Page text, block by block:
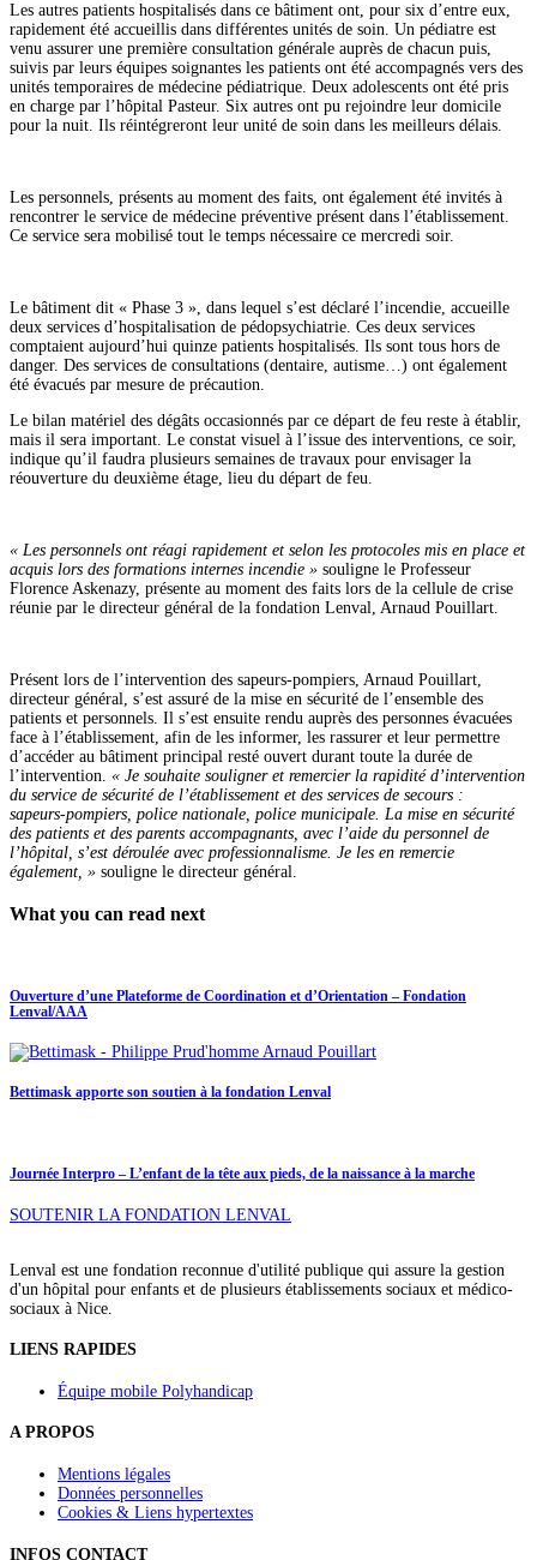
Les autres patients hospitalisés dans ce bâtiment ont, pour six d’entre eux,
rapidement été accueillis dans différentes unités de soin. Un pédiatre est
venu assurer une première consultation générale auprès de chacun puis,
suivis par leurs équipes soignantes les patients ont été accompagnés vers des
unités temporaires de médecine pédiatrique. Deux adolescents ont été pris
en charge par l’hôpital Pasteur. Six autres ont pu rejoindre leur domicile
pour la nuit. Ils réintégreront leur unité de soin dans les meilleurs délais.
Les personnels, présents au moment des faits, ont également été invités à
rencontrer le service de médecine préventive présent dans l’établissement.
Ce service sera mobilisé tout le temps nécessaire ce mercredi soir.
Le bâtiment dit « Phase 3 », dans lequel s’est déclaré l’incendie, accueille
deux services d’hospitalisation de pédopsychiatrie. Ces deux services
comptaient aujourd’hui quinze patients hospitalisés. Ils sont tous hors de
danger. Des services de consultations (dentaire, autisme…) ont également
été évacués par mesure de précaution.
Le bilan matériel des dégâts occasionnés par ce départ de feu reste à établir,
mais il sera important. Le constat visuel à l’issue des interventions, ce soir,
indique qu’il faudra plusieurs semaines de travaux pour envisager la
réouverture du deuxième étage, lieu du départ de feu.
« Les personnels ont réagi rapidement et selon les protocoles mis en place et
acquis lors des formations internes incendie » souligne le Professeur
Florence Askenazy, présente au moment des faits lors de la cellule de crise
réunie par le directeur général de la fondation Lenval, Arnaud Pouillart.
Présent lors de l’intervention des sapeurs-pompiers, Arnaud Pouillart,
directeur général, s’est assuré de la mise en sécurité de l’ensemble des
patients et personnels. Il s’est ensuite rendu auprès des personnes évacuées
face à l’établissement, afin de les informer, les rassurer et leur permettre
d’accéder au bâtiment principal resté ouvert durant toute la durée de
l’intervention. « Je souhaite souligner et remercier la rapidité d’intervention
du service de sécurité de l’établissement et des services de secours :
sapeurs-pompiers, police nationale, police municipale. La mise en sécurité
des patients et des parents accompagnants, avec l’aide du personnel de
l’hôpital, s’est déroulée avec professionnalisme. Je les en remercie
également, » souligne le directeur général.
What you can read next
Ouverture d’une Plateforme de Coordination et d’Orientation – Fondation
Lenval/AAA
Bettimask apporte son soutien à la fondation Lenval
Journée Interpro – L’enfant de la tête aux pieds, de la naissance à la marche
SOUTENIR LA FONDATION LENVAL
Lenval est une fondation reconnue d'utilité publique qui assure la gestion
d'un hôpital pour enfants et de plusieurs établissements sociaux et médico-
sociaux à Nice.
LIENS RAPIDES
Équipe mobile Polyhandicap
A PROPOS
Mentions légales
Données personnelles
Cookies & Liens hypertextes
INFOS CONTACT